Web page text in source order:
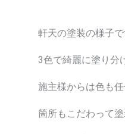
軒天の塗装の様子で
3色で綺麗に塗り分
施主様からは色も
箇所もこだわって塗